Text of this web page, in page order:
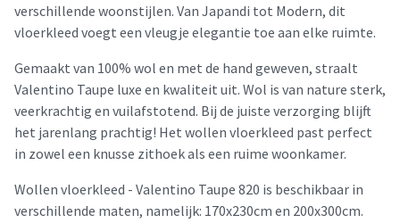
verschillende woonstijlen. Van Japandi tot Modern, dit
vloerkleed voegt een vleugje elegantie toe aan elke ruimte.
Gemaakt van 100% wol en met de hand geweven, straalt
Valentino Taupe luxe en kwaliteit uit. Wol is van nature sterk,
veerkrachtig en vuilafstotend. Bij de juiste verzorging blijft
het jarenlang prachtig! Het wollen vloerkleed past perfect
in zowel een knusse zithoek als een ruime woonkamer.
Wollen vloerkleed - Valentino Taupe 820 is beschikbaar in
verschillende maten, namelijk: 170x230cm en 200x300cm.